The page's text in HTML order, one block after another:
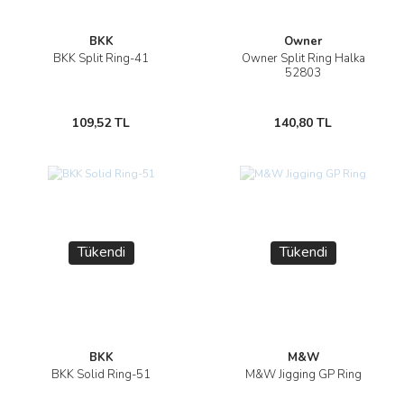
BKK
BKK Split Ring-41
109,52 TL
Owner
Owner Split Ring Halka
52803
140,80 TL
Tükendi
BKK
BKK Solid Ring-51
Tükendi
M&W
M&W Jigging GP Ring